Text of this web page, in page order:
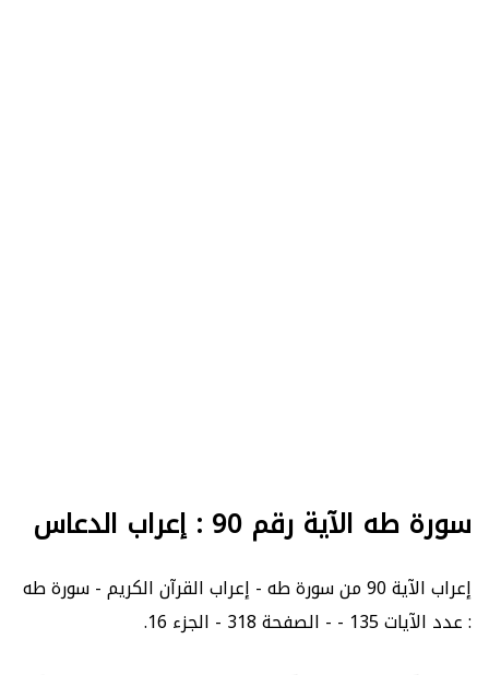
سورة طه الآية رقم 90 : إعراب الدعاس
إعراب الآية 90 من سورة طه - إعراب القرآن الكريم - سورة طه
: عدد الآيات 135 - - الصفحة 318 - الجزء 16.